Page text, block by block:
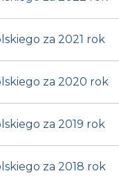
za 2021 rok
za 2020 rok
za 2019 rok
za 2018 rok